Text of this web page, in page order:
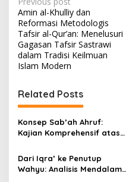
P
o
s
t
n
a
v
i
g
a
t
Amin al-Khulliy dan
Reformasi Metodologis
Tafsir al-Qur’an: Menelusuri
Gagasan Tafsir Sastrawi
dalam Tradisi Keilmuan
Islam Modern
Related Posts
Konsep Sab’ah Ahruf:
Kajian Komprehensif atas
Tujuh Huruf
Dari Iqra’ ke Penutup
Wahyu: Analisis Mendalam